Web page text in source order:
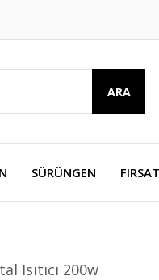
ARA
SÜRÜNGEN
Isıtıcı 200w